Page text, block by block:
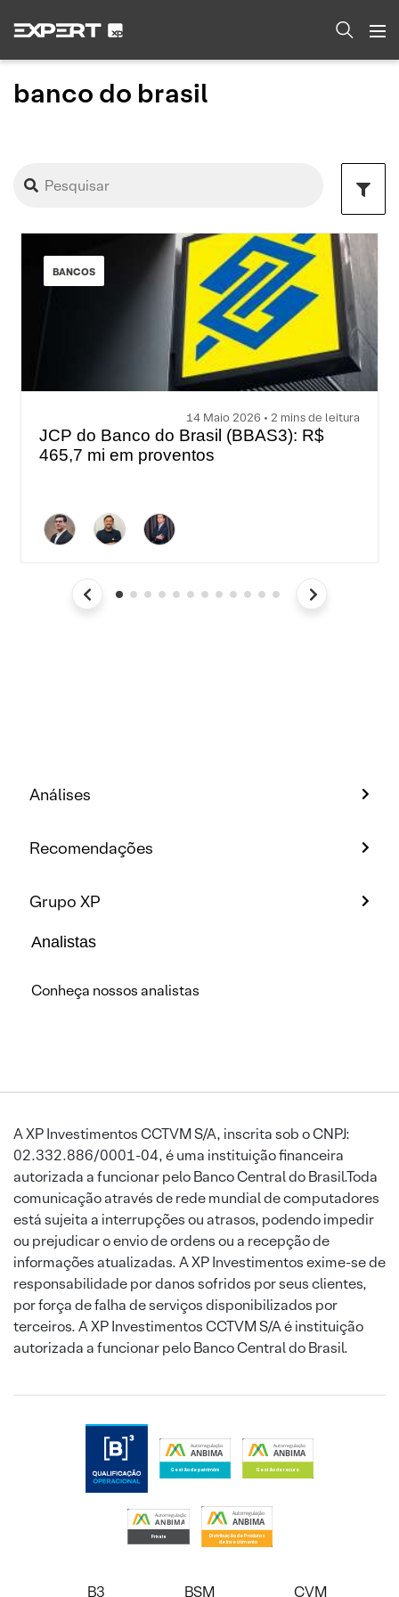
banco do brasil
BANCOS
14 Maio 2026 • 2 mins de leitura
JCP do Banco do Brasil (BBAS3): R$
465,7 mi em proventos
Análises
Recomendações
Grupo XP
Analistas
Conheça nossos analistas
A XP Investimentos CCTVM S/A, inscrita sob o CNPJ:
02.332.886/0001-04, é uma instituição financeira
autorizada a funcionar pelo Banco Central do Brasil.Toda
comunicação através de rede mundial de computadores
está sujeita a interrupções ou atrasos, podendo impedir
ou prejudicar o envio de ordens ou a recepção de
informações atualizadas. A XP Investimentos exime-se de
responsabilidade por danos sofridos por seus clientes,
por força de falha de serviços disponibilizados por
terceiros. A XP Investimentos CCTVM S/A é instituição
autorizada a funcionar pelo Banco Central do Brasil.
B3 BSM CVM